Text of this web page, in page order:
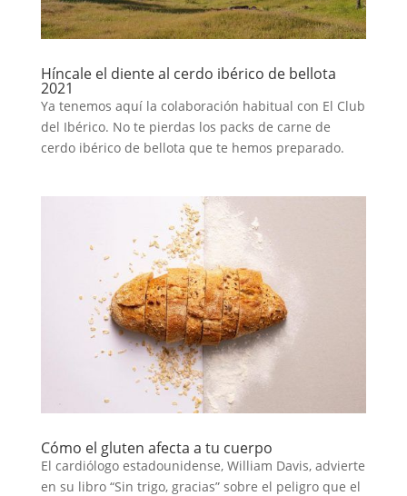
Híncale el diente al cerdo ibérico de bellota
2021
Ya tenemos aquí la colaboración habitual con El Club
del Ibérico. No te pierdas los packs de carne de
cerdo ibérico de bellota que te hemos preparado.
Cómo el gluten afecta a tu cuerpo
El cardiólogo estadounidense, William Davis, advierte
en su libro “Sin trigo, gracias” sobre el peligro que el